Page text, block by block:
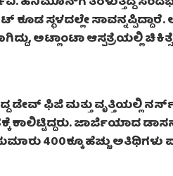
ಸ್ಥಳದಲ್ಲೇ
ಅಟ್ಲಾಂಟಾ ಆಸ್ಪತ್ರೆಯಲ್ಲಿ
ಫಿಜಿ ಮತ್ತು ವೃತ್ತಿಯಲ್ಲಿ ನರ್ಸ್
ಕಾಲಿಟ್ಟಿದ್ದರು. ಜಾರ್ಜಿಯಾದ
400ಕ್ಕೂ ಹೆಚ್ಚು ಅತಿಥಿಗಳು